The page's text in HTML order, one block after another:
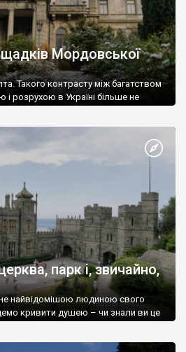
Мордовської
Такого контрасту між багатством
і розрухою в Україні більше не
парк і, звичайно,
найвідомішою людиною свого
кривити душею – чи знали ви це